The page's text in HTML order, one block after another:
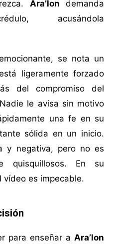
Ara’lon demanda
acusándola
se nota un
ligeramente forzado
del compromiso del
le avisa sin motivo
una fe en su
sólida en un inicio.
y negativa, pero no es
quisquillosos. En su
vídeo es impecable.
para enseñar aAra’lon